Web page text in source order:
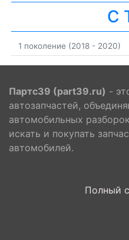
C
1 поколение (2018 - 2020)
Партс39 (part39.ru) -
автозапчастей,
автомобильных
искать и покупать
автомобилей.
Полный